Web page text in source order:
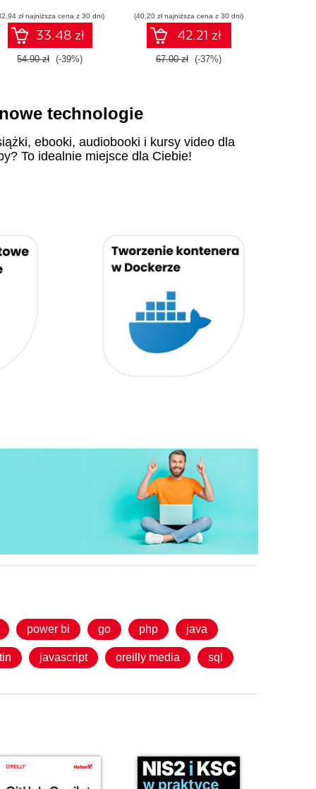
zł najniższa cena z 30 dni)
33.48 zł
54.90 zł (-39%)
(40,20 zł najniższa cena z 30 dni)
42.21 zł
67.00 zł (-37%)
technologie
ebooki, audiobooki i kursy video dla
To idealnie miejsce dla Ciebie!
power bi go php java
javascript oreilly media sql